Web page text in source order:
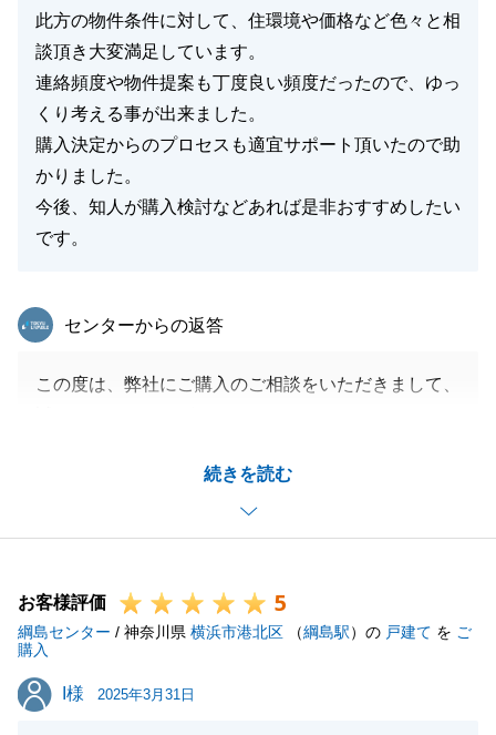
此方の物件条件に対して、住環境や価格など色々と相
談頂き大変満足しています。
連絡頻度や物件提案も丁度良い頻度だったので、ゆっ
くり考える事が出来ました。
購入決定からのプロセスも適宜サポート頂いたので助
かりました。
今後、知人が購入検討などあれば是非おすすめしたい
です。
続きを読む
東急リバブル
センターからの返答
この度は、弊社にご購入のご相談をいただきまして、
的な視点でお客様に寄り添ったご提案ができたこと、
そして、最適なペースでじっくりとご検討いただけた
ことを大変嬉しく存じます。
いです。」というお言葉は、私どもにとって何よりの
励みとなります。
今後とも、お客様の不動産に関するご相談に、誠心誠
意お応えしてまいりますので、引き続き東急リバブル
お客様評価 5
綱島センター / 神奈川県 横浜市港北区 （綱島駅）の 戸建て を ご
購入
I様
I様 2025年3月31日